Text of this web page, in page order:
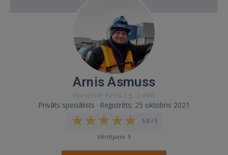
Arnis Asmuss
Bija vietnē: Pirms 3 g., 2 mēn.
Privāts speciālists · Reģistrēts: 25 oktobris 2021
5,0 / 5
Vērtējumi: 5